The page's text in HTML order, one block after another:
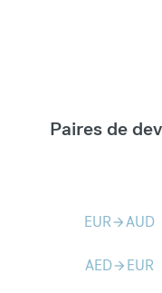
Paires de
EURarrow_forwardAUD
AEDarrow_forward EUR